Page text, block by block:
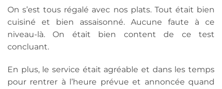
On s’est tous régalé avec nos plats. Tout était bien
cuisiné et bien assaisonné. Aucune faute à ce
niveau-là. On était bien content de ce test
concluant.
En plus, le service était agréable et dans les temps
pour rentrer à l’heure prévue et annoncée quand